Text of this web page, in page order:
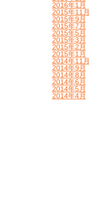
2016年1月
2015年11月
2015年9月
2015年7月
2015年5月
2015年3月
2015年2月
2015年1月
2014年11月
2014年9月
2014年8月
2014年6月
2014年5月
2014年4月